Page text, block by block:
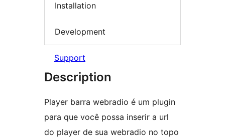
Installation
Development
Support
Description
Player barra webradio é um plugin
para que você possa inserir a url
do player de sua webradio no topo